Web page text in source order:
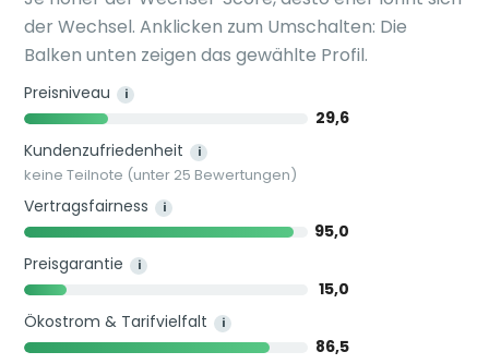
der Wechsel. Anklicken zum Umschalten: Die
Balken unten zeigen das gewählte Profil.
Preisniveau i
29,6
Kundenzufriedenheit
i
keine Teilnote (unter 25 Bewertungen)
Vertragsfairness i
95,0
Preisgarantie
i
15,0
Ökostrom & Tarifvielfalt
i
86,5